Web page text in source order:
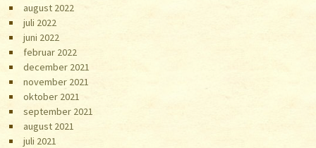
august 2022
juli 2022
juni 2022
februar 2022
december 2021
november 2021
oktober 2021
september 2021
august 2021
juli 2021